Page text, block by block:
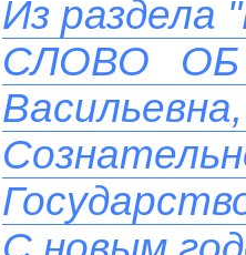
Из раздела
СЛОВО ОБ